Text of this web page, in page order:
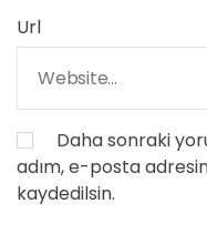
Url
Daha sonraki
adım, e-posta
kaydedilsin.